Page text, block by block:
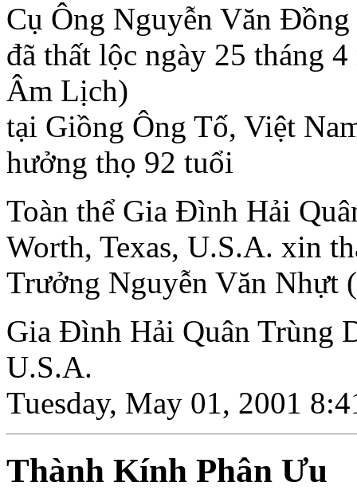
Cụ Ông Nguyễn Văn Ðồng
đã thất lộc ngày 25 tháng
Âm Lịch)
tại Giồng Ông Tố, Việt
hưởng thọ 92 tuổi
Toàn thể Gia Ðình Hải
Worth, Texas, U.S.A. xin
Trưởng Nguyễn Văn Nhựt
Gia Ðình Hải Quân Trùng
U.S.A.
Tuesday, May 01, 2001
Thành Kính Phân Ưu